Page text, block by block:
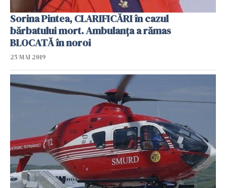
Sorina Pintea, CLARIFICĂRI în cazul
bărbatului mort. Ambulanța a rămas
BLOCATĂ în noroi
25 MAI 2019